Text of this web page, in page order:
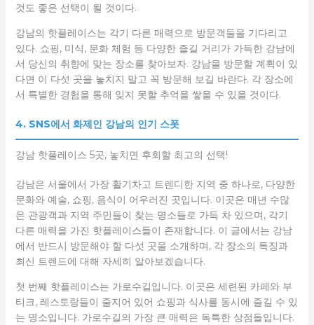
것도 좋은 선택이 될 것이다.
강남의 핫플레이스는 각기 다른 매력으로 방문객들을 기다리고
있다. 쇼핑, 미식, 문화 체험 등 다양한 즐길 거리가 가득한 강남에
서 당신의 취향에 맞는 장소를 찾아보자. 강남을 방문할 계획이 있
다면 이 다섯 곳을 놓치지 말고 꼭 방문해 보길 바란다. 각 장소에
서 특별한 경험을 통해 잊지 못할 추억을 쌓을 수 있을 것이다.
4. SNS에서 화제인 강남의 인기 스폿
강남 핫플레이스 5곳, 놓치면 후회할 최고의 선택!
강남은 서울에서 가장 활기차고 트렌디한 지역 중 하나로, 다양한
문화와 예술, 쇼핑, 음식이 어우러진 곳입니다. 이곳은 매년 수많
은 관광객과 지역 주민들이 찾는 명소들로 가득 차 있으며, 각기
다른 매력을 가진 핫플레이스들이 존재합니다. 이 글에서는 강남
에서 반드시 방문해야 할 다섯 곳을 소개하며, 각 장소의 특징과
최신 트렌드에 대해 자세히 알아보겠습니다.
첫 번째 핫플레이스는 가로수길입니다. 이곳은 세련된 카페와 부
티크, 레스토랑들이 줄지어 있어 쇼핑과 식사를 동시에 즐길 수 있
는 명소입니다. 가로수길의 가장 큰 매력은 독특한 상점들입니다.